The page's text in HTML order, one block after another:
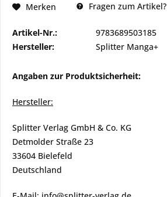
Merken Fragen zum Artikel?
Artikel-Nr.:
9783689503185
Hersteller:
Splitter Manga+
Angaben zur Produktsicherheit:
Hersteller:
Splitter Verlag GmbH & Co. KG
Detmolder Straße 23
33604 Bielefeld
Deutschland